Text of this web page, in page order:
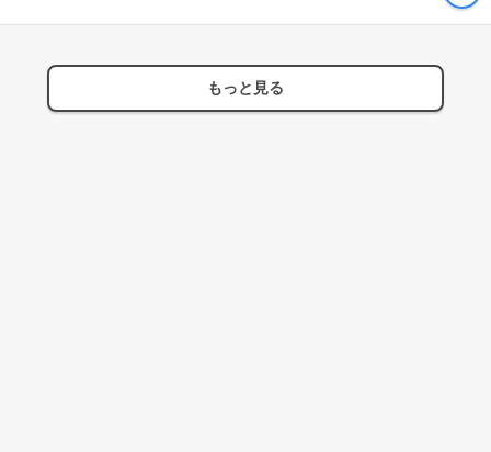
もっと見る